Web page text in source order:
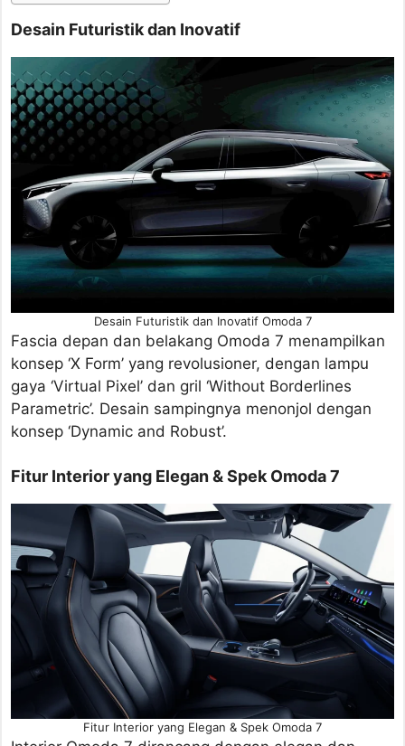
Desain Futuristik dan Inovatif
Desain Futuristik dan Inovatif Omoda 7
Fascia depan dan belakang Omoda 7 menampilkan
konsep ‘X Form’ yang revolusioner, dengan lampu
gaya ‘Virtual Pixel’ dan gril ‘Without Borderlines
Parametric’. Desain sampingnya menonjol dengan
konsep ‘Dynamic and Robust’.
Fitur Interior yang Elegan & Spek Omoda 7
Fitur Interior yang Elegan & Spek Omoda 7